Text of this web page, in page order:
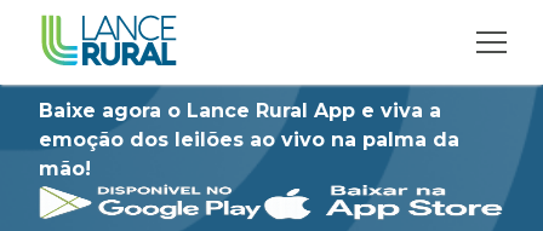
Baixe agora o Lance Rural App e viva a
emoção dos leilões ao vivo na palma da
mão!